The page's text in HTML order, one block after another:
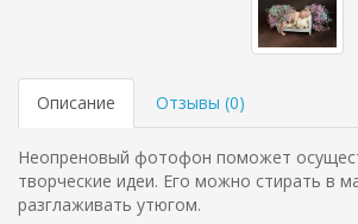
Описание Отзывы (0)
Неопреновый фотофон поможет
творческие идеи. Его можно стирать в
разглаживать утюгом.